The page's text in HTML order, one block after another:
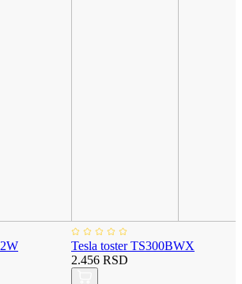
Tesla toster TS300BWX
2.456 RSD